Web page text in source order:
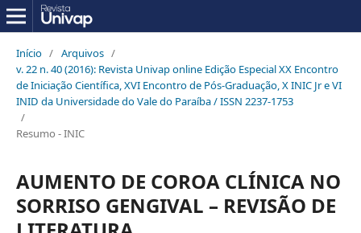
Início / Arquivos /
v. 22 n. 40 (2016): Revista Univap online Edição Especial XX Encontro
de Iniciação Científica, XVI Encontro de Pós-Graduação, X INIC Jr e VI
INID da Universidade do Vale do Paraíba / ISSN 2237-1753
/
Resumo - INIC
AUMENTO DE COROA CLÍNICA NO
SORRISO GENGIVAL – REVISÃO DE